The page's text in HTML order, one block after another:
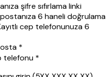
şifre sıfırlama linki
6 haneli doğrulama
cep telefonunuza 6
*
telefonu *